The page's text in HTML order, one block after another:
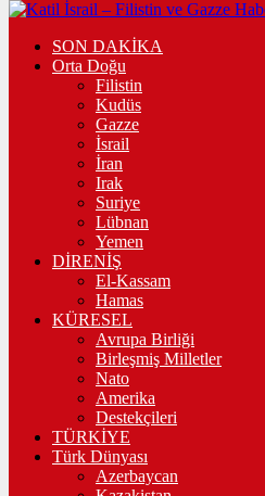
SON DAKİKA
Orta Doğu
Filistin
Kudüs
Gazze
İsrail
İran
Irak
Suriye
Lübnan
Yemen
DİRENİŞ
El-Kassam
Hamas
KÜRESEL
Avrupa Birliği
Birleşmiş Milletler
Nato
Amerika
Destekçileri
TÜRKİYE
Türk Dünyası
Azerbaycan